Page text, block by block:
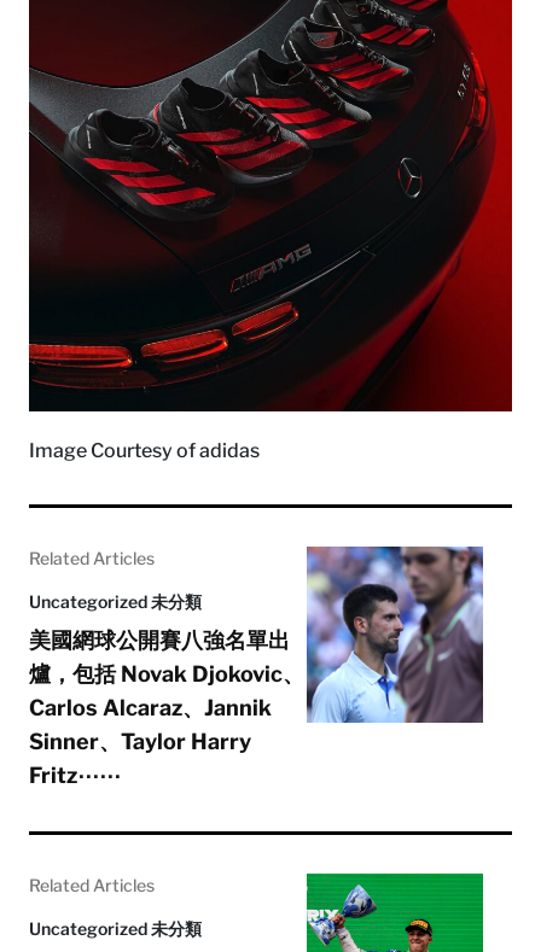
Image Courtesy of adidas
Related Articles
Uncategorized 未分類
美國網球公開賽八強名單出
爐，包括 Novak Djokovic、
Carlos Alcaraz、Jannik
Sinner、Taylor Harry
Fritz⋯⋯
Related Articles
Uncategorized 未分類